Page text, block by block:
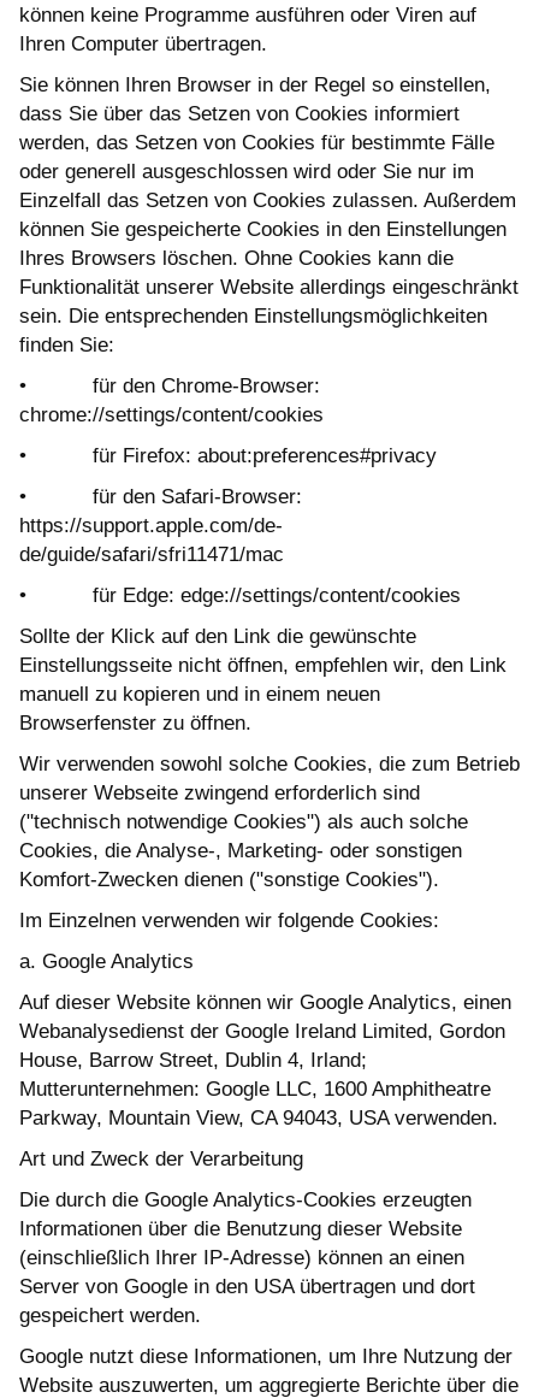
können keine Programme ausführen oder Viren auf
Ihren Computer übertragen.
Sie können Ihren Browser in der Regel so einstellen,
dass Sie über das Setzen von Cookies informiert
werden, das Setzen von Cookies für bestimmte Fälle
oder generell ausgeschlossen wird oder Sie nur im
Einzelfall das Setzen von Cookies zulassen. Außerdem
können Sie gespeicherte Cookies in den Einstellungen
Ihres Browsers löschen. Ohne Cookies kann die
Funktionalität unserer Website allerdings eingeschränkt
sein. Die entsprechenden Einstellungsmöglichkeiten
finden Sie:
• für den Chrome-Browser:
chrome://settings/content/cookies
• für Firefox: about:preferences#privacy
• für den Safari-Browser:
https://support.apple.com/de-
de/guide/safari/sfri11471/mac
• für Edge: edge://settings/content/cookies
Sollte der Klick auf den Link die gewünschte
Einstellungsseite nicht öffnen, empfehlen wir, den Link
manuell zu kopieren und in einem neuen
Browserfenster zu öffnen.
Wir verwenden sowohl solche Cookies, die zum Betrieb
unserer Webseite zwingend erforderlich sind
("technisch notwendige Cookies") als auch solche
Cookies, die Analyse-, Marketing- oder sonstigen
Komfort-Zwecken dienen ("sonstige Cookies").
Im Einzelnen verwenden wir folgende Cookies:
a. Google Analytics
Auf dieser Website können wir Google Analytics, einen
Webanalysedienst der Google Ireland Limited, Gordon
House, Barrow Street, Dublin 4, Irland;
Mutterunternehmen: Google LLC, 1600 Amphitheatre
Parkway, Mountain View, CA 94043, USA verwenden.
Art und Zweck der Verarbeitung
Die durch die Google Analytics-Cookies erzeugten
Informationen über die Benutzung dieser Website
(einschließlich Ihrer IP-Adresse) können an einen
Server von Google in den USA übertragen und dort
gespeichert werden.
Google nutzt diese Informationen, um Ihre Nutzung der
Website auszuwerten, um aggregierte Berichte über die